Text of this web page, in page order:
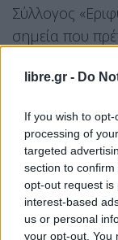
libre.gr - Do
If you wish to
processing of
targeted
section to
opt-out request is
interest-based
us or personal
your opt-out. You
Σύλλογος
σημεία που
Η μέθοδος
αποτελεί
αναφοράς
μπορεί να